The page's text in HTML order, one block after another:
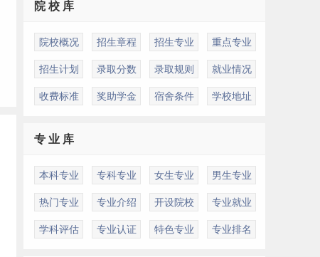
院 校 库
院校概况 招生章程 招生专业 重点专业
招生计划 录取分数 录取规则 就业情况
收费标准 奖助学金 宿舍条件 学校地址
专 业 库
本科专业 专科专业 女生专业 男生专业
热门专业 专业介绍 开设院校 专业就业
学科评估 专业认证 特色专业 专业排名